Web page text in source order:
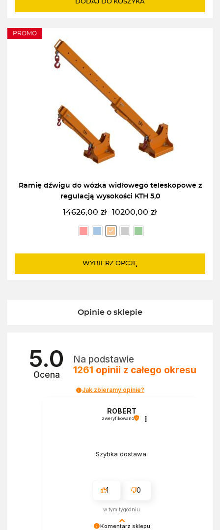
DODAJ DO KOSZYKA
PROMO
Ramię dźwigu do wózka widłowego teleskopowe z
regulacją wysokości KTH 5,0
14626,00 zł
Pierwotna
cena
wynosiła:
10200,00 zł
Aktualna
cena
wynosi:
WYBIERZ OPCJĘ
Opinie o sklepie
5.0
Ocena
Na podstawie
1261 opinii z całego okresu
Jak zbieramy opinie?
Komentarz sklepu
ROBERT
zweryfikowano
Szybka dostawa.
1 0
w tym tygodniu